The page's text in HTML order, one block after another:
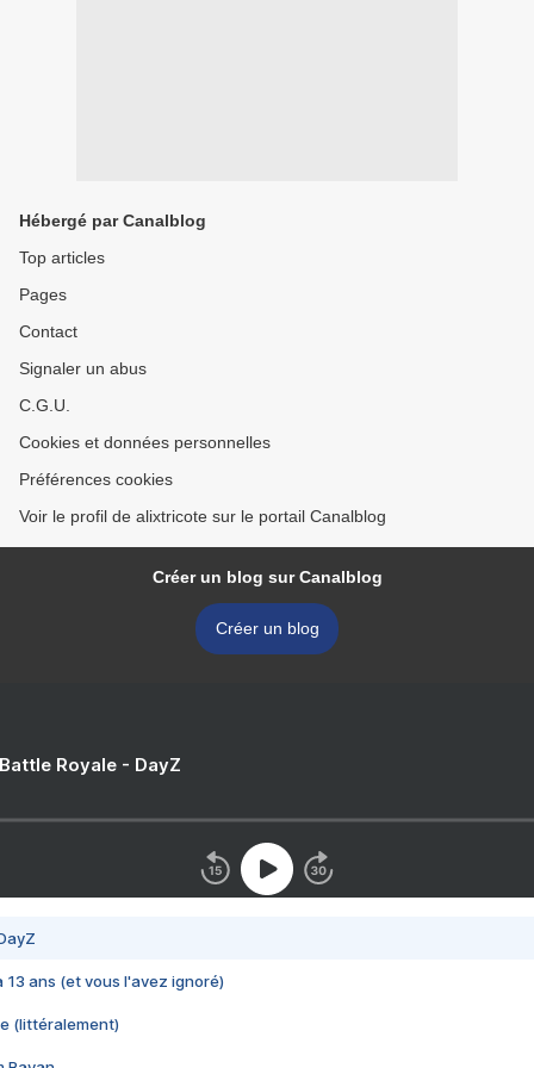
Hébergé par Canalblog
Top articles
Pages
Contact
Signaler un abus
C.G.U.
Cookies et données personnelles
Préférences cookies
Voir le profil de alixtricote sur le portail Canalblog
Créer un blog sur Canalblog
Créer un blog
Royale - DayZ
13 ans (et vous l'avez ignoré)
(littéralement)